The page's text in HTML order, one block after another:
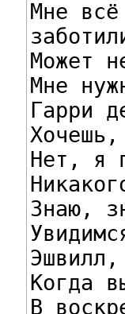
Мне
Может
Мне
Гарри
Нет, я
Знаю,
Эшвилл,
Когда
В